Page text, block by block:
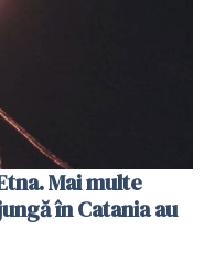
Mai multe
în Catania au